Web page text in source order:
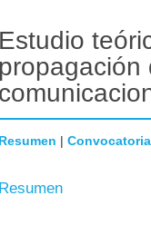
Estudio
propagación
Resumen | Convocatoria
Resumen